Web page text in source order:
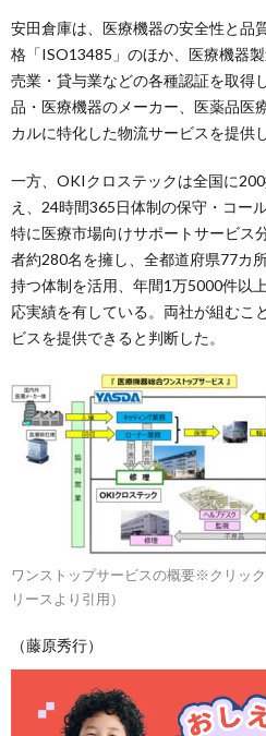
安田倉庫は、医療機器の安全性と品
格「ISO13485」のほか、医療機器
売業・貸与業などの各種認証を取得
品・医療機器のメーカー、医薬品医
カルに特化した物流サービスを提供
一方、OKIクロステックは全国に
え、24時間365日体制の保守・コー
特に医療市場向けサポートサービス
者約280名を擁し、全都道府県77カ
持つ体制を活用、年間1万5000件以
応実績を有している。両社が組むこ
ビスを提供できると判断した。
ワンストップサービスの概要※クリッ
リースより引用）
（藤原秀行）